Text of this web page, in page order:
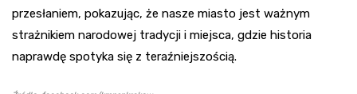
przesłaniem, pokazując, że nasze miasto jest ważnym
strażnikiem narodowej tradycji i miejsca, gdzie historia
naprawdę spotyka się z teraźniejszością.